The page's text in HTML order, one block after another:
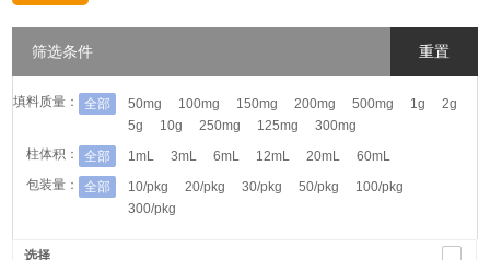
筛选条件 重置
填料质量： 全部 50mg 100mg 150mg 200mg 500mg 1g
2g
5g
10g 250mg 125mg
300mg
柱体积：
全部 1mL 3mL 6mL 12mL 20mL
60mL
包装量：
全部 10/pkg 20/pkg 30/pkg 50/pkg
100/pkg
300/pkg